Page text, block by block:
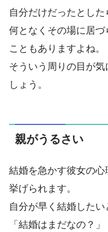
自分だけだったとした
何となくその場に居
こともありますよね。
そういう周りの目が
しょう。
親がうるさい
結婚を急かす彼女の
挙げられます。
自分が早く結婚した
「結婚はまだなの？